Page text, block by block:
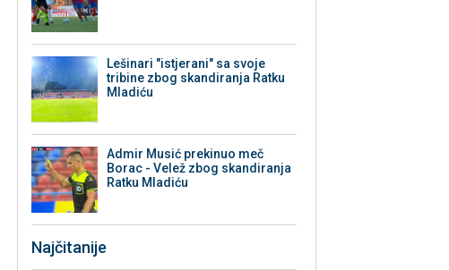
Lešinari "istjerani" sa svoje
tribine zbog skandiranja Ratku
Mladiću
Admir Musić prekinuo meč
Borac - Velež zbog skandiranja
Ratku Mladiću
Najčitanije